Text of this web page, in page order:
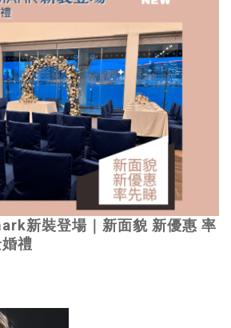
新裝登場｜新面貌 新優惠 率
禮